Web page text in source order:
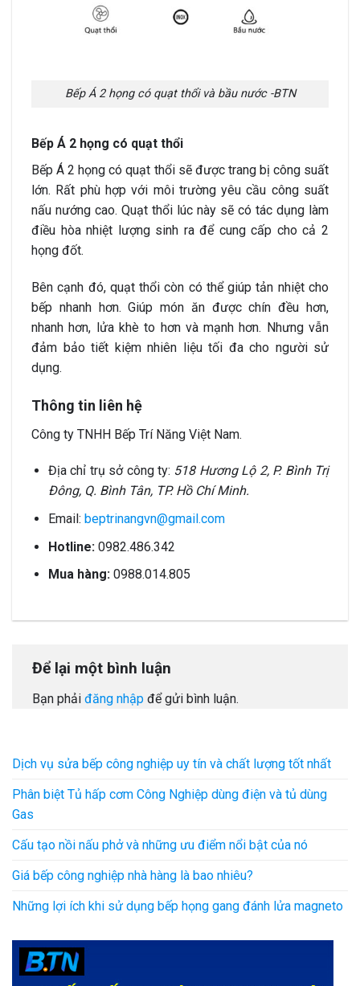
Bếp Á 2 họng có quạt thổi và bầu nước -BTN
Bếp Á 2 họng có quạt thổi
Bếp Á 2 họng có quạt thổi sẽ được trang bị công suất
lớn. Rất phù hợp với môi trường yêu cầu công suất
nấu nướng cao. Quạt thổi lúc này sẽ có tác dụng làm
điều hòa nhiệt lượng sinh ra để cung cấp cho cả 2
họng đốt.
Bên cạnh đó, quạt thổi còn có thể giúp tản nhiệt cho
bếp nhanh hơn. Giúp món ăn được chín đều hơn,
nhanh hơn, lửa khè to hơn và mạnh hơn. Nhưng vẫn
đảm bảo tiết kiệm nhiên liệu tối đa cho người sử
dụng.
Thông tin liên hệ
Công ty TNHH Bếp Trí Năng Việt Nam.
Địa chỉ trụ sở công ty: 518 Hương Lộ 2, P. Bình Trị
Đông, Q. Bình Tân, TP. Hồ Chí Minh.
Email: beptrinangvn@gmail.com
Hotline: 0982.486.342
Mua hàng: 0988.014.805
Để lại một bình luận
Bạn phải đăng nhập để gửi bình luận.
Dịch vụ sửa bếp công nghiệp uy tín và chất lượng tốt nhất
Phân biệt Tủ hấp cơm Công Nghiệp dùng điện và tủ dùng
Gas
Cấu tạo nồi nấu phở và những ưu điểm nổi bật của nó
Giá bếp công nghiệp nhà hàng là bao nhiêu?
Những lợi ích khi sử dụng bếp họng gang đánh lửa magneto